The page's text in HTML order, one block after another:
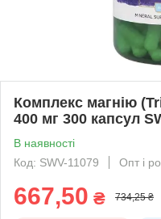
Комплекс магнію
400 мг 300 капсул
В наявності
Код: SWV-11079
Опт і
667,50 ₴ 734,25 ₴